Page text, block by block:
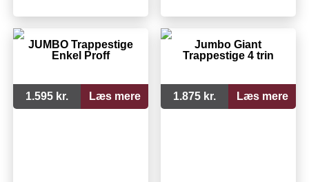
JUMBO Trappestige
Enkel Proff
1.595 kr. Læs mere
Jumbo Giant
Trappestige 4 trin
1.875 kr. Læs mere